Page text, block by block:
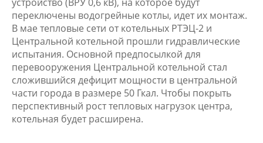
переключены водогрейные котлы, идет их монтаж.
В мае тепловые сети от котельных РТЭЦ-2 и
Центральной котельной прошли гидравлические
испытания. Основной предпосылкой для
перевооружения Центральной котельной стал
сложившийся дефицит мощности в центральной
части города в размере 50 Гкал. Чтобы покрыть
перспективный рост тепловых нагрузок центра,
котельная будет расширена.